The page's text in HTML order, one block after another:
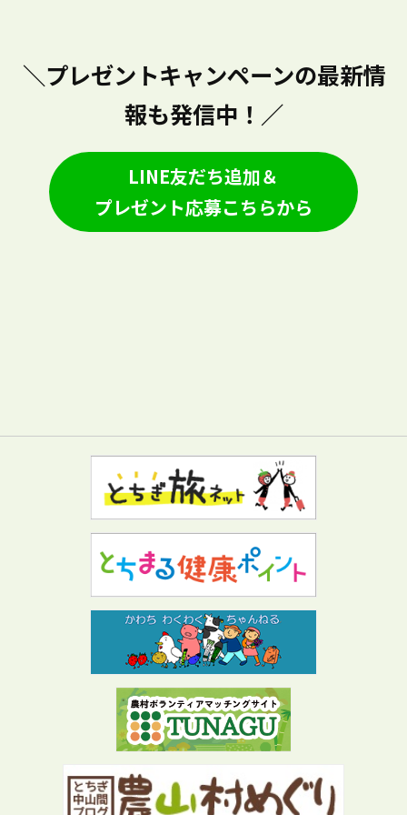
＼プレゼントキャンペーンの最新情
報も発信中！／
LINE友だち追加＆
プレゼント応募こちらから